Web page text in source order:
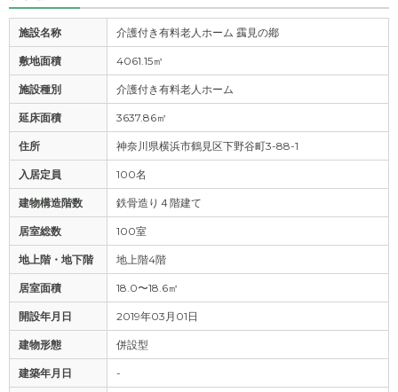
施設名称 介護付き有料老人ホーム 靎見の鄕
敷地面積 4061.15㎡
施設種別 介護付き有料老人ホーム
延床面積 3637.86㎡
住所 神奈川県横浜市鶴見区下野谷町3-88-1
入居定員 100名
建物構造階数 鉄骨造り４階建て
居室総数 100室
地上階・地下階 地上階4階
居室面積 18.0〜18.6㎡
開設年月日 2019年03月01日
建物形態 併設型
建築年月日 -